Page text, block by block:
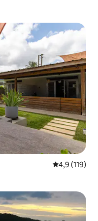
Gemiddelde
4,9 (119)